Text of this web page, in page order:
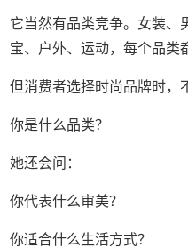
它当然有品类竞争。女装、
宝、户外、运动，每个品类
但消费者选择时尚品牌时，
你是什么品类？
她还会问：
你代表什么审美？
你适合什么生活方式？